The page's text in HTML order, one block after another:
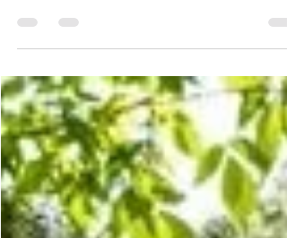
Uma Maravilha Colombiana-
Caño Cristales: O Rio Mais
Colorido Do Mundo
Durante a maior parte do ano, o Caño
Cristales é exatamente como qualquer
outro rio no mundo: um leito de rochas
cobertas de musgos...